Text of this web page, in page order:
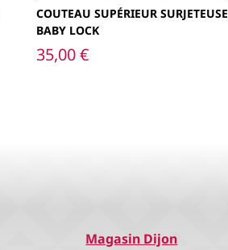
COUTEAU SUPÉRIEUR SURJETEUSE
BABY LOCK
35,00€
Magasin Dijon